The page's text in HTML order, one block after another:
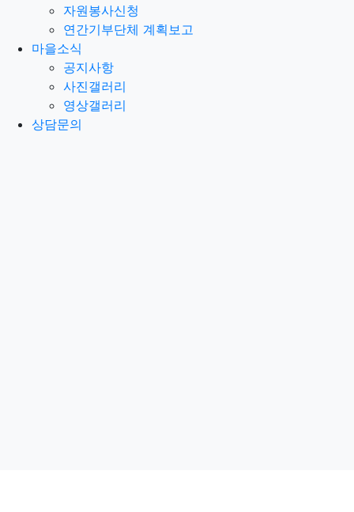
자원봉사신청
연간기부단체 계획보고
마을소식
공지사항
사진갤러리
영상갤러리
상담문의